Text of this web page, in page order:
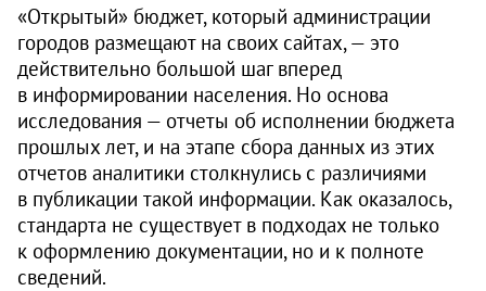
«Открытый» бюджет, который администрации
городов размещают на своих сайтах, — это
действительно большой шаг вперед
в информировании населения. Но основа
исследования — отчеты об исполнении бюджета
прошлых лет, и на этапе сбора данных из этих
отчетов аналитики столкнулись с различиями
в публикации такой информации. Как оказалось,
стандарта не существует в подходах не только
к оформлению документации, но и к полноте
сведений.